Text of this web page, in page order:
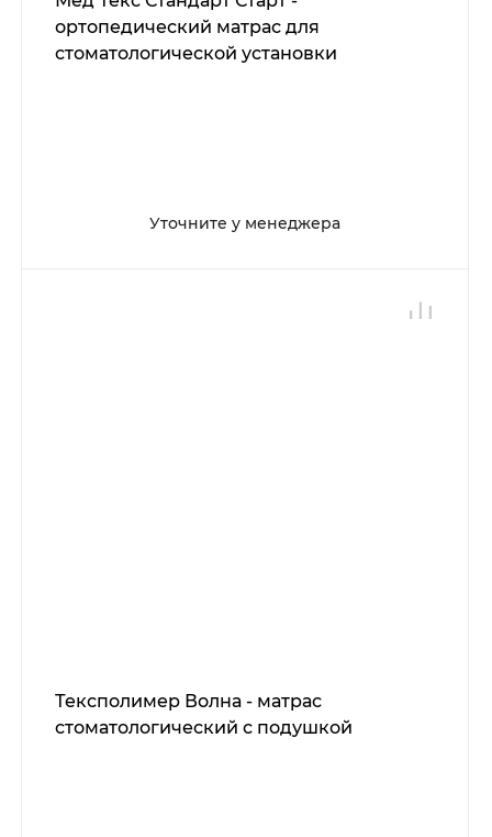
ортопедический матрас для
стоматологической установки
Уточните у менеджера
Тексполимер Волна - матрас
стоматологический с подушкой